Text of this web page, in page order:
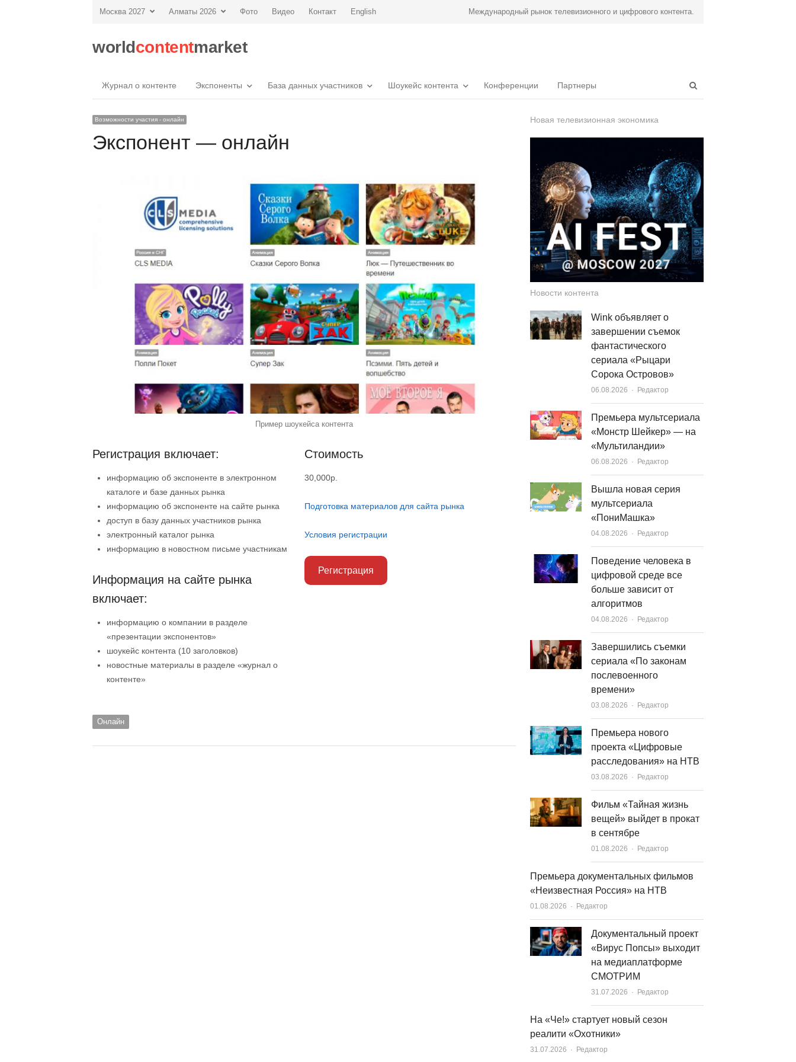
Москва 2027 Алматы 2026 Фото Видео Контакт English Международный рынок телевизионного и цифрового контента.
worldcontentmarket
Журнал о контенте Экспоненты База данных участников Шоукейс контента Конференции Партнеры
Возможности участия - онлайн
Экспонент — онлайн
Пример шоукейса контента
Регистрация включает:
информацию об экспоненте в электронном
каталоге и базе данных рынка
информацию об экспоненте на сайте рынка
доступ в базу данных участников рынка
электронный каталог рынка
информацию в новостном письме участникам
Информация на сайте рынка
включает:
информацию о компании в разделе
«презентации экспонентов»
шоукейс контента (10 заголовков)
новостные материалы в разделе «журнал о
контенте»
Стоимость
30,000р.
Подготовка материалов для сайта рынка
Условия регистрации
Регистрация
Онлайн
Новая телевизионная экономика
Новости контента
Wink объявляет о
завершении съемок
фантастического
сериала «Рыцари
Сорока Островов»
06.08.2026 Author
Редактор
Премьера мультсериала
«Монстр Шейкер» — на
«Мультиландии»
06.08.2026 Author
Редактор
Вышла новая серия
мультсериала
«ПониМашка»
04.08.2026 Author
Редактор
Поведение человека в
цифровой среде все
больше зависит от
алгоритмов
04.08.2026 Author
Редактор
Завершились съемки
сериала «По законам
послевоенного
времени»
03.08.2026 Author
Редактор
Премьера нового
проекта «Цифровые
расследования» на НТВ
03.08.2026 Author
Редактор
Фильм «Тайная жизнь
вещей» выйдет в прокат
в сентябре
01.08.2026 Author
Редактор
Премьера документальных фильмов
«Неизвестная Россия» на НТВ
01.08.2026 Author
Редактор
Документальный проект
«Вирус Попсы» выходит
на медиаплатформе
СМОТРИМ
31.07.2026 Author
Редактор
На «Че!» стартует новый сезон
реалити «Охотники»
31.07.2026 Author
Редактор